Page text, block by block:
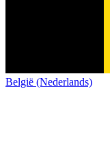
België (Nederlands)